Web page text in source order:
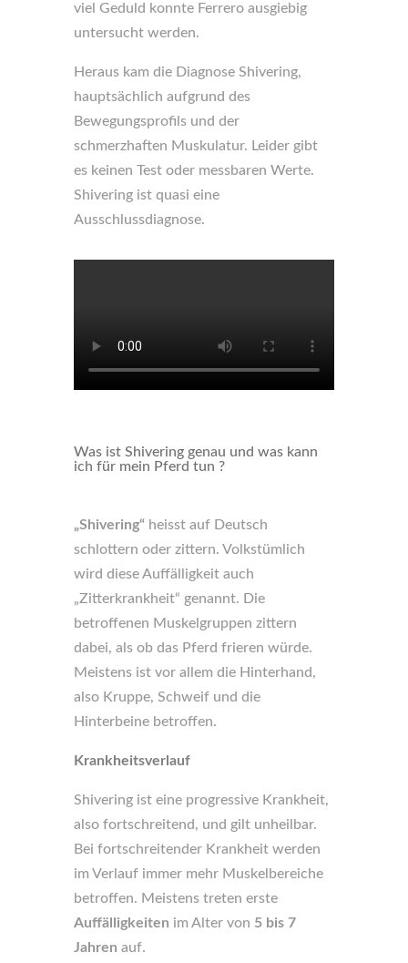
viel Geduld konnte Ferrero ausgiebig
untersucht werden.
Heraus kam die Diagnose Shivering,
hauptsächlich aufgrund des
Bewegungsprofils und der
schmerzhaften Muskulatur. Leider gibt
es keinen Test oder messbaren Werte.
Shivering ist quasi eine
Ausschlussdiagnose.
Was ist Shivering genau und was kann
ich für mein Pferd tun ?
„Shivering“ heisst auf Deutsch
schlottern oder zittern. Volkstümlich
wird diese Auffälligkeit auch
„Zitterkrankheit“ genannt. Die
betroffenen Muskelgruppen zittern
dabei, als ob das Pferd frieren würde.
Meistens ist vor allem die Hinterhand,
also Kruppe, Schweif und die
Hinterbeine betroffen.
Krankheitsverlauf
Shivering ist eine progressive Krankheit,
also fortschreitend, und gilt unheilbar.
Bei fortschreitender Krankheit werden
im Verlauf immer mehr Muskelbereiche
betroffen. Meistens treten erste
Auffälligkeiten im Alter von 5 bis 7
Jahren auf.